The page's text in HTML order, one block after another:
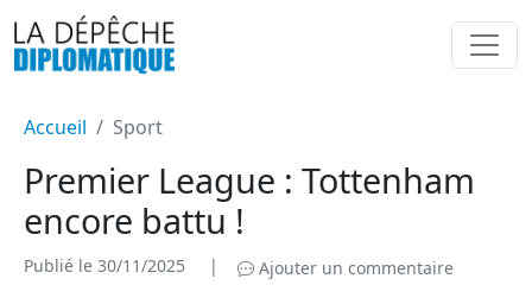
Accueil Sport
Premier League : Tottenham
encore battu !
Publié le 30/11/2025 | Ajouter un commentaire